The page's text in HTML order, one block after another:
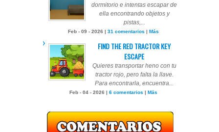
dormitorio e intentas escapar de
ella encontrando objetos y
pistas,...
Feb - 09 - 2026 | 31 comentarios | Más
FIND THE RED TRACTOR KEY
ESCAPE
Quieres transportar heno con tu
tractor rojo, pero falta la llave.
Para encontrarla, encuentra...
Feb - 04 - 2026 | 6 comentarios | Más